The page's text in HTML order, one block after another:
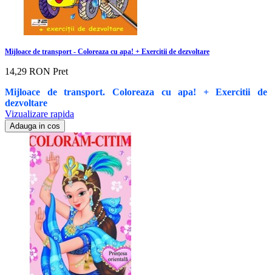
Mijloace de transport - Coloreaza cu apa! + Exercitii de dezvoltare
14,29 RON Pret
Mijloace de transport. Coloreaza cu apa! + Exercitii de
dezvoltare
Vizualizare rapida
Adauga in cos